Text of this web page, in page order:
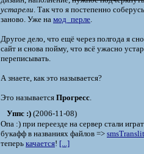
устарели. Так что я постепенно
заново. Уже на мод_перле.
Другое дело, что ещё через полгода я
сайт и снова пойму, что всё ужасно
переписывать.
А знаете, как это называется?
Это называется Прогресс.
Уппс :) (2006-11-08)
Опа :) при переезде на сервер стали
букафф в названиях файлов =>
теперь качается! [...]